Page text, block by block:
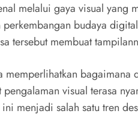
melalui gaya visual yang
budaya
tersebut membuat
bagaimana
pengalaman visual terasa
ini menjadi salah satu tren